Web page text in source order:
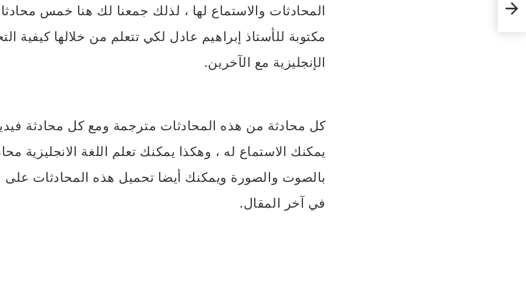
المحادثات والاستماع لها ، لذلك جمعنا لك هنا خمس
مكتوبة للأستاذ إبراهيم عادل لكي تتعلم من خلالها كيفية
الإنجليزية مع الآخرين.
كل محادثة من هذه المحادثات مترجمة ومع كل محادثة
يمكنك الاستماع له ، وهكذا يمكنك تعلم اللغة الانجليزية
في آخر المقال.